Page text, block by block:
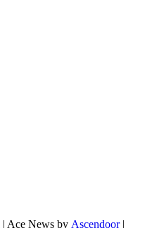
| Ace News by Ascendoor|